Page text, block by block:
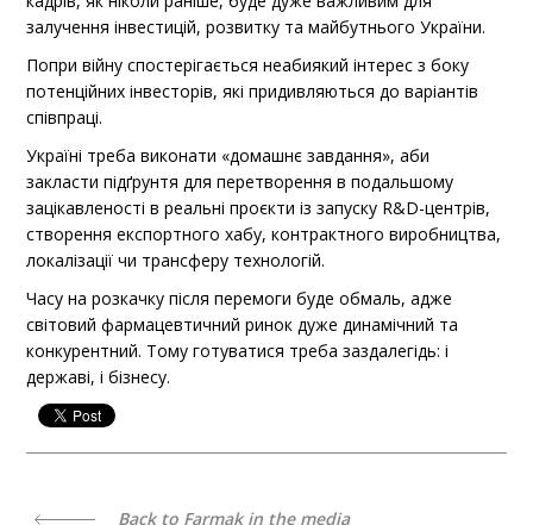
залучення інвестицій, розвитку та майбутнього України.
Попри війну спостерігається неабиякий інтерес з боку
потенційних інвесторів, які придивляються до варіантів
співпраці.
Україні треба виконати «домашнє завдання», аби
закласти підґрунтя для перетворення в подальшому
зацікавленості в реальні проєкти із запуску R&D-центрів,
створення експортного хабу, контрактного виробництва,
локалізації чи трансферу технологій.
Часу на розкачку після перемоги буде обмаль, адже
світовий фармацевтичний ринок дуже динамічний та
конкурентний. Тому готуватися треба заздалегідь: і
державі, і бізнесу.
Back to Farmak in the media